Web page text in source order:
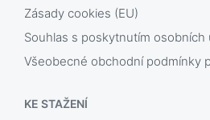
Zásady cookies (EU)
Souhlas s poskytnutím osobních
Všeobecné obchodní podmínky
KE STAŽENÍ